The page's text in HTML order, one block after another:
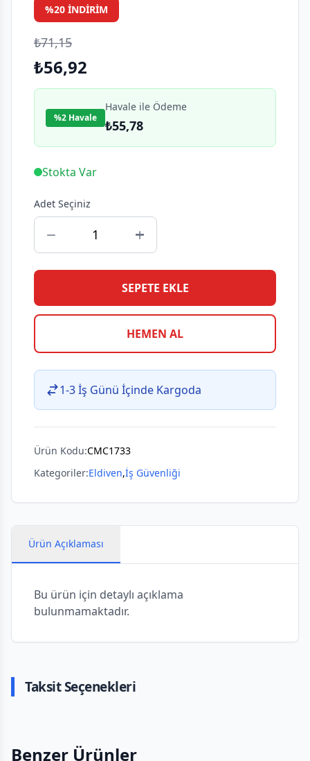
%20 İNDIRIM
₺71,15
₺56,92
%2 Havale
Havale ile Ödeme
₺55,78
Stokta Var
Adet Seçiniz
SEPETE EKLE
HEMEN AL
1-3 İş Günü İçinde Kargoda
Ürün Kodu:CMC1733
Kategoriler:Eldiven,İş Güvenliği
Ürün Açıklaması
Bu ürün için detaylı açıklama
bulunmamaktadır.
Taksit Seçenekleri
Benzer Ürünler